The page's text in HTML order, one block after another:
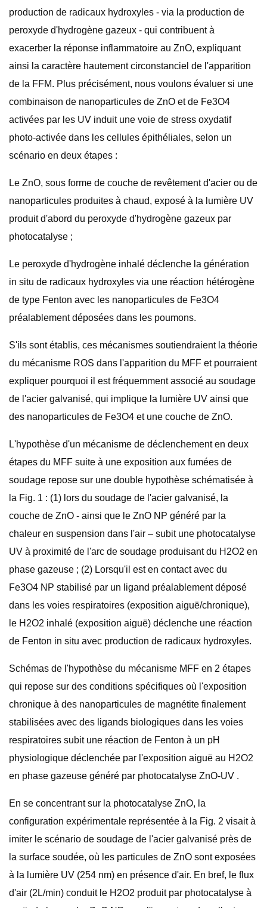
production de radicaux hydroxyles - via la production de
peroxyde d'hydrogène gazeux - qui contribuent à
exacerber la réponse inflammatoire au ZnO, expliquant
ainsi la caractère hautement circonstanciel de l'apparition
de la FFM. Plus précisément, nous voulons évaluer si une
combinaison de nanoparticules de ZnO et de Fe3O4
activées par les UV induit une voie de stress oxydatif
photo-activée dans les cellules épithéliales, selon un
scénario en deux étapes :
Le ZnO, sous forme de couche de revêtement d'acier ou de
nanoparticules produites à chaud, exposé à la lumière UV
produit d'abord du peroxyde d'hydrogène gazeux par
photocatalyse ;
Le peroxyde d'hydrogène inhalé déclenche la génération
in situ de radicaux hydroxyles via une réaction hétérogène
de type Fenton avec les nanoparticules de Fe3O4
préalablement déposées dans les poumons.
S'ils sont établis, ces mécanismes soutiendraient la théorie
du mécanisme ROS dans l'apparition du MFF et pourraient
expliquer pourquoi il est fréquemment associé au soudage
de l'acier galvanisé, qui implique la lumière UV ainsi que
des nanoparticules de Fe3O4 et une couche de ZnO.
L'hypothèse d'un mécanisme de déclenchement en deux
étapes du MFF suite à une exposition aux fumées de
soudage repose sur une double hypothèse schématisée à
la Fig. 1 : (1) lors du soudage de l'acier galvanisé, la
couche de ZnO - ainsi que le ZnO NP généré par la
chaleur en suspension dans l'air – subit une photocatalyse
UV à proximité de l'arc de soudage produisant du H2O2 en
phase gazeuse ; (2) Lorsqu'il est en contact avec du
Fe3O4 NP stabilisé par un ligand préalablement déposé
dans les voies respiratoires (exposition aiguë/chronique),
le H2O2 inhalé (exposition aiguë) déclenche une réaction
de Fenton in situ avec production de radicaux hydroxyles.
Schémas de l'hypothèse du mécanisme MFF en 2 étapes
qui repose sur des conditions spécifiques où l'exposition
chronique à des nanoparticules de magnétite finalement
stabilisées avec des ligands biologiques dans les voies
respiratoires subit une réaction de Fenton à un pH
physiologique déclenchée par l'exposition aiguë au H2O2
en phase gazeuse généré par photocatalyse ZnO-UV .
En se concentrant sur la photocatalyse ZnO, la
configuration expérimentale représentée à la Fig. 2 visait à
imiter le scénario de soudage de l'acier galvanisé près de
la surface soudée, où les particules de ZnO sont exposées
à la lumière UV (254 nm) en présence d'air. En bref, le flux
d'air (2L/min) conduit le H2O2 produit par photocatalyse à